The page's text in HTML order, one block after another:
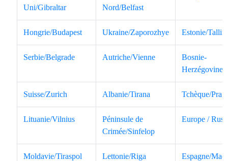
Uni/Gibraltar
Nord/Belfast
Hongrie/Budapest Ukraine/Zaporozhye Estonie/
Serbie/Belgrade Autriche/Vienne
Bosnie-
Herzégovine/
Suisse/Zurich Albanie/Tirana Tchèque/
Lituanie/Vilnius
Péninsule de
Crimée/Sinfelop
Europe /
Moldavie/Tiraspol Lettonie/Riga Espagne/